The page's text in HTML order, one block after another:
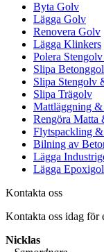
Byta Golv
Lägga Golv
Renovera Golv
Lägga Klinkers
Polera
Slipa
Slipa Stengolv
Slipa Trägolv
Mattläggning
Rengöra Matta
Flytspackling
Bilning av
Lägga
Lägga
Kontakta oss
Kontakta oss idag för
Nicklas